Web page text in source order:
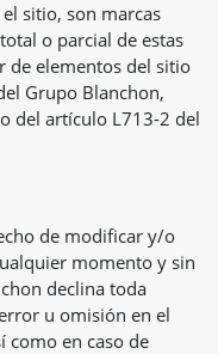
sitio, son marcas
o parcial de estas
de elementos del sitio
Grupo Blanchon,
del artículo L713-2 del
de modificar y/o
momento y sin
declina toda
u omisión en el
como en caso de